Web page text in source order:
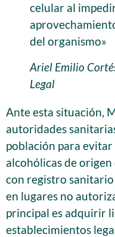
celular al
del organismo»
Ariel Emilio
Legal
Ante esta situación,
autoridades
población para
alcohólicas de
con registro
en lugares no
principal es adquirir
establecimientos